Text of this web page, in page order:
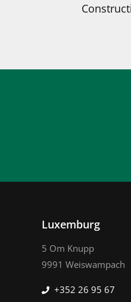
Luxemburg
5 Om Knupp
9991 Weiswampach
+352 26 95 67